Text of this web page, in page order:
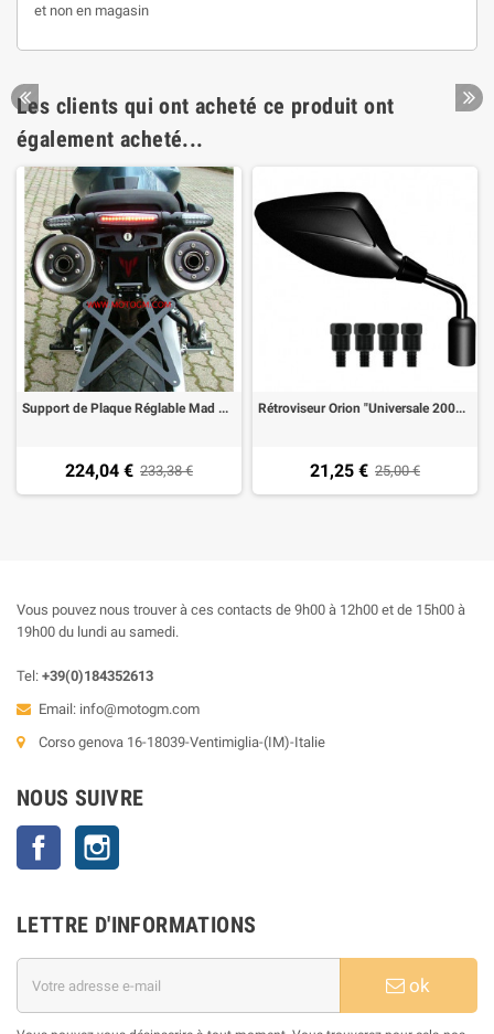
et non en magasin
Les clients qui ont acheté ce produit ont
également acheté...
Support de Plaque Réglable Mad Doctor pour Yamaha MT-03 lumière plaque+feux arrière+clignotant del omologué
224,04 € 233,38 €
Rétroviseur Orion "Universale 2004" universel homologué Mat Noire Droite
21,25 € 25,00 €
Vous pouvez nous trouver à ces contacts de 9h00 à 12h00 et de 15h00 à
19h00 du lundi au samedi.
Tel: +39(0)184352613
Email: info@motogm.com
Corso genova 16-18039-Ventimiglia-(IM)-Italie
NOUS SUIVRE
Facebook
LETTRE D'INFORMATIONS
ok